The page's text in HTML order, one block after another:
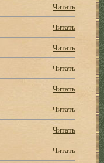
Читать
Читать
Читать
Читать
Читать
Читать
Читать
Читать